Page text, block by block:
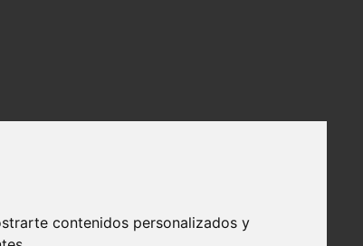
contenidos personalizados y